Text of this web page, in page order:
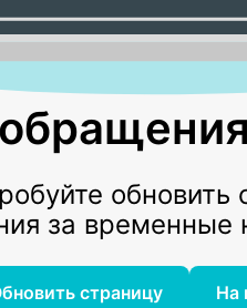
за временные
страницу На